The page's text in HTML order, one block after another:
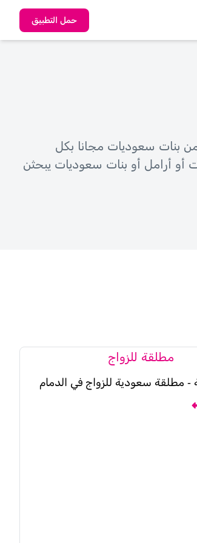
حمل التطبيق
بنات سعوديات مجانا بكل
أو أرامل أو بنات سعوديات يبحثن